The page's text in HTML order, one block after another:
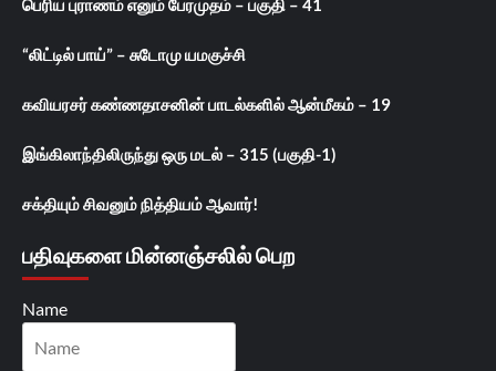
பெரிய புராணம் எனும் பேரமுதம் – பகுதி – 41
“லிட்டில் பாய்” – சுடோமு யமகுச்சி
கவியரசர் கண்ணதாசனின் பாடல்களில் ஆன்மீகம் – 19
இங்கிலாந்திலிருந்து ஒரு மடல் – 315 (பகுதி-1)
சக்தியும் சிவனும் நித்தியம் ஆவார்!
பதிவுகளை மின்னஞ்சலில் பெற
Name